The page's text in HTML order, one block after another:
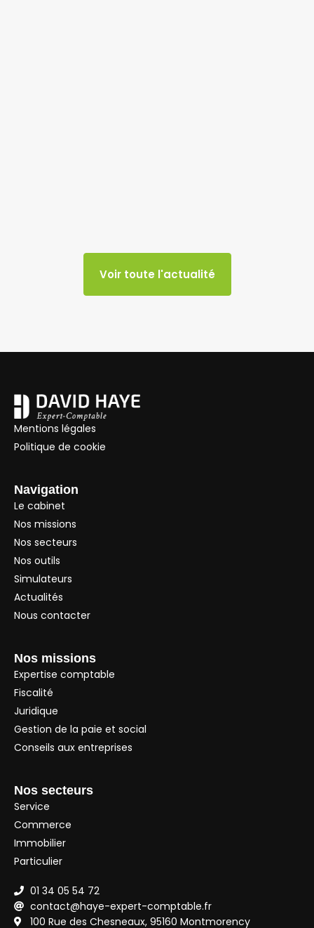
Voir toute l'actualité
Mentions légales
Politique de cookie
Navigation
Le cabinet
Nos missions
Nos secteurs
Nos outils
Simulateurs
Actualités
Nous contacter
Nos missions
Expertise comptable
Fiscalité
Juridique
Gestion de la paie et social
Conseils aux entreprises
Nos secteurs
Service
Commerce
Immobilier
Particulier
01 34 05 54 72
contact@haye-expert-comptable.fr
100 Rue des Chesneaux, 95160 Montmorency